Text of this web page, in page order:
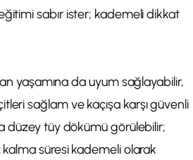
sabır ister; kademeli dikkat
yaşamına da uyum sağlayabilir,
sağlam ve kaçışa karşı güvenli
düzey tüy dökümü görülebilir;
süresi kademeli olarak